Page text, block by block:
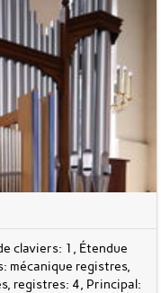
claviers: 1, Étendue
mécanique registres,
registres: 4, Principal: